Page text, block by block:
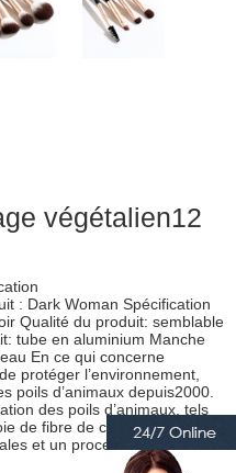
végétalien12
: Dark Woman Spécification
Qualité du produit: semblable
tube en aluminium Manche
En ce qui concerne
protéger l’environnement,
poils d’animaux depuis2000.
des poils d’animaux, tels
de fibre de charbon de
et un processus et une